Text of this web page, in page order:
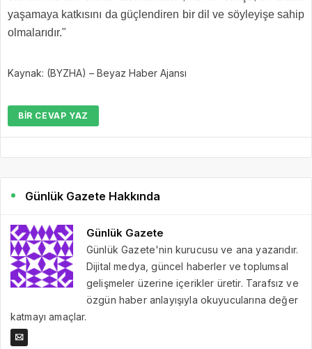
yaşamaya katkısını da güçlendiren bir dil ve söyleyişe sahip
olmalarıdır."
Kaynak: (BYZHA) – Beyaz Haber Ajansı
BIR CEVAP YAZ
Günlük Gazete Hakkında
Günlük Gazete
Günlük Gazete'nin kurucusu ve ana yazarıdır.
Dijital medya, güncel haberler ve toplumsal
gelişmeler üzerine içerikler üretir. Tarafsız ve
özgün haber anlayışıyla okuyucularına değer
katmayı amaçlar.